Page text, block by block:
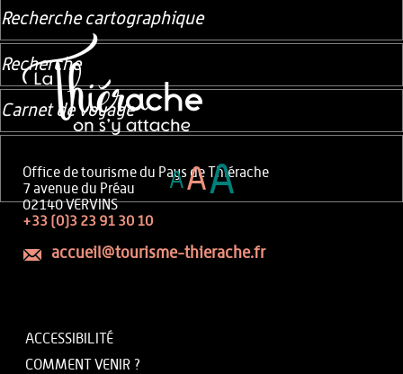
Office de tourisme du Pays de Thiérache
7 avenue du Préau
02140 VERVINS
+33 (0)3 23 91 30 10
accueil@tourisme-thierache.fr
ACCESSIBILITÉ
COMMENT VENIR ?
Recherche cartographique
Recherche
Carnet de voyage
AAA